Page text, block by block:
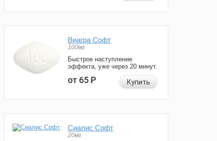
Виагра Софт
100мг
Быстрое наступление
эффекта, уже через 20 минут.
от 65Р Купить
Сиалис Софт
20мг